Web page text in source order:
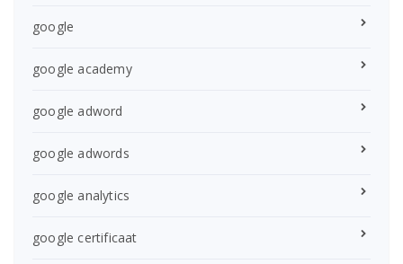
google
google academy
google adword
google adwords
google analytics
google certificaat